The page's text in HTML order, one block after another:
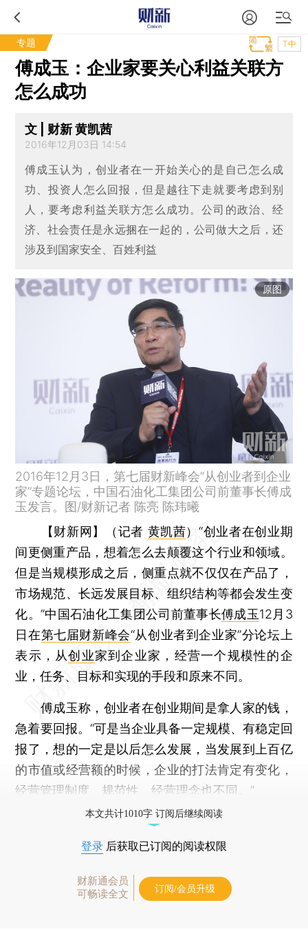
专题 T中
傅成玉：企业家要关心利益关联方
怎么成功
文 | 财新 黄凯茜
2016年12月03日 14:54
傅成玉认为，创业者在一开始关心的是自己怎么成
功、投资人怎么回报，但是越往下走就要考虑到别
人，要考虑利益关联方怎么成功。公司的政治、经
济、社会责任是永远捆在一起的，公司做大之后，还
涉及到国家安全、百姓利益
原图
2016年12月3日，第七届财新峰会“从创业者到企业
家”专题论坛，中国石油化工集团公司前董事长傅成
玉发言。图/财新记者 陈亮 陈玮曦
【财新网】（记者 黄凯茜）“创业者在创业期
间更侧重产品，想着怎么去颠覆这个行业和领域。
但是当规模形成之后，侧重点就不仅仅在产品了，
市场规范、长远发展目标、组织结构等都会发生变
化。”中国石油化工集团公司前董事长傅成玉12月3
日在第七届财新峰会“从创业者到企业家”分论坛上
表示，从创业家到企业家，经营一个规模性的企
业，任务、目标和实现的手段和原来不同。
傅成玉称，创业者在创业期间是拿人家的钱，
急着要回报。“可是当企业具备一定规模、有稳定回
报了，想的一定是以后怎么发展，当发展到上百亿
的市值或经营额的时候，企业的打法肯定有变化，
经营管理制度、规范性、经营理念也不同。”
本文共计1010字 订阅后继续阅读
登录 后获取已订阅的阅读权限
财新通会员
可畅读全文
订阅/会员升级